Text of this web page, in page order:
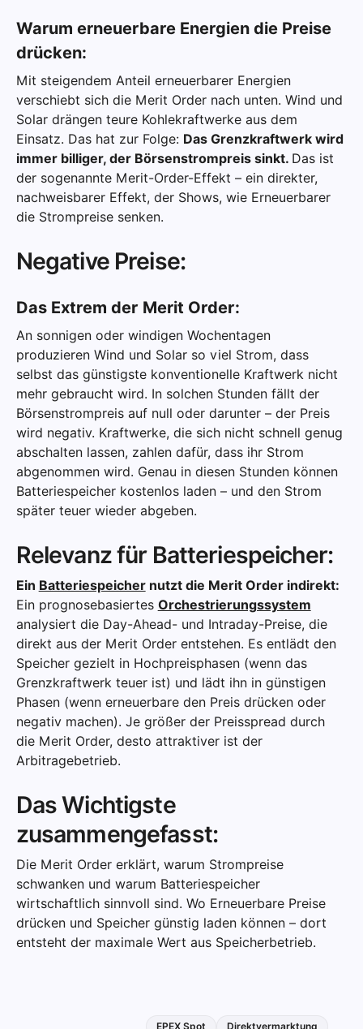
Warum erneuerbare Energien die Preise
drücken:
Mit steigendem Anteil erneuerbarer Energien
verschiebt sich die Merit Order nach unten. Wind und
Solar drängen teure Kohlekraftwerke aus dem
Einsatz. Das hat zur Folge: Das Grenzkraftwerk wird
immer billiger, der Börsenstrompreis sinkt. Das ist
der sogenannte Merit-Order-Effekt – ein direkter,
nachweisbarer Effekt, der Shows, wie Erneuerbarer
die Strompreise senken.
Negative Preise:
Das Extrem der Merit Order:
An sonnigen oder windigen Wochentagen
produzieren Wind und Solar so viel Strom, dass
selbst das günstigste konventionelle Kraftwerk nicht
mehr gebraucht wird. In solchen Stunden fällt der
Börsenstrompreis auf null oder darunter – der Preis
wird negativ. Kraftwerke, die sich nicht schnell genug
abschalten lassen, zahlen dafür, dass ihr Strom
abgenommen wird. Genau in diesen Stunden können
Batteriespeicher kostenlos laden – und den Strom
später teuer wieder abgeben.
Relevanz für Batteriespeicher:
Ein Batteriespeichernutzt die Merit Order indirekt:
Ein prognosebasiertes Orchestrierungssystem
analysiert die Day-Ahead- und Intraday-Preise, die
direkt aus der Merit Order entstehen. Es entlädt den
Speicher gezielt in Hochpreisphasen (wenn das
Grenzkraftwerk teuer ist) und lädt ihn in günstigen
Phasen (wenn erneuerbare den Preis drücken oder
negativ machen). Je größer der Preisspread durch
die Merit Order, desto attraktiver ist der
Arbitragebetrieb.
Das Wichtigste
zusammengefasst:
Die Merit Order erklärt, warum Strompreise
schwanken und warum Batteriespeicher
wirtschaftlich sinnvoll sind. Wo Erneuerbare Preise
drücken und Speicher günstig laden können – dort
entsteht der maximale Wert aus Speicherbetrieb.
EPEX Spot Direktvermarktung